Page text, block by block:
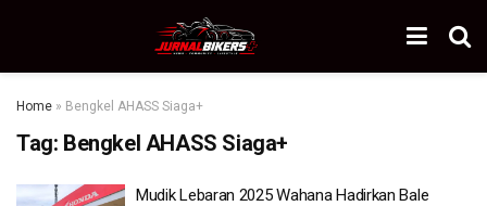
Home » Bengkel AHASS Siaga+
Tag: Bengkel AHASS Siaga+
Mudik Lebaran 2025 Wahana Hadirkan Bale